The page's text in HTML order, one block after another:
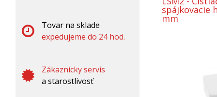
spájkovacie
mm
Tovar na sklade
expedujeme do 24 hod.
Zákaznícky servis
a starostlivosť